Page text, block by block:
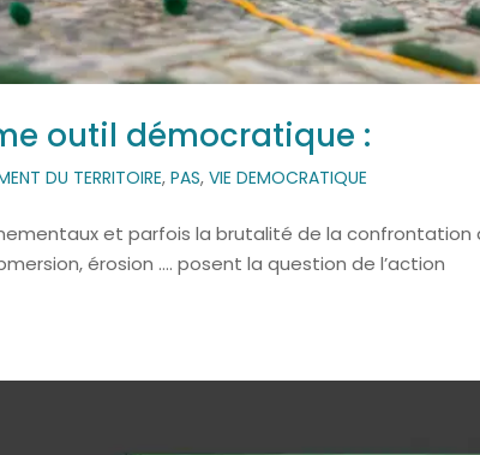
outil démocratique :
DU TERRITOIRE,PAS,VIE DEMOCRATIQUE
et parfois la brutalité de la confrontation
érosion …. posent la question de l’action